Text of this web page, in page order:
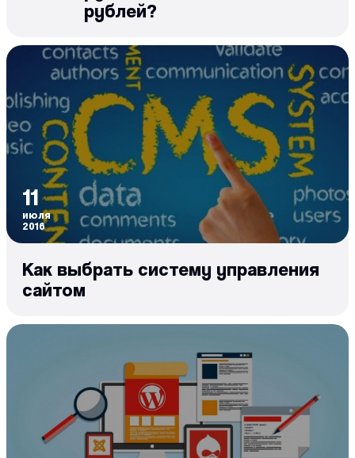
рублей?
11
июля
2016
Как выбрать систему управления
сайтом